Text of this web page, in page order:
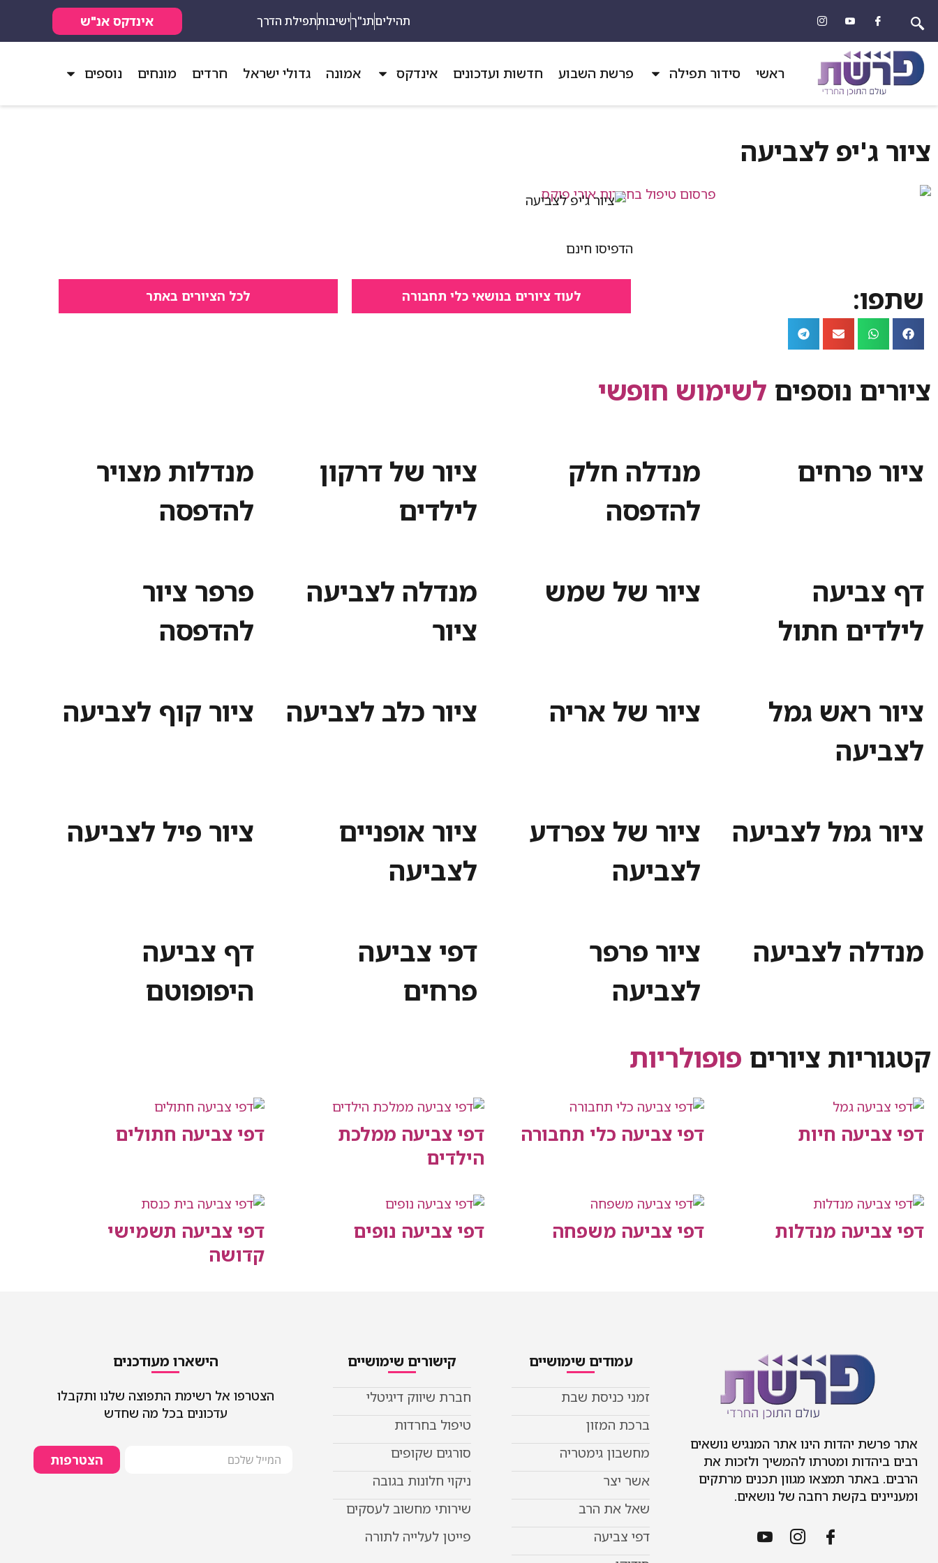
תהיליםתנ"ךישיבותתפילת הדרך אינדקס אנ"ש
ראשי סידור תפילה פרשת השבוע חדשות ועדכונים אינדקס אמונה גדולי ישראל חרדים מונחים נוספים
ציור ג'יפ לצביעה
הדפיסו חינם
שתפו: לעוד ציורים בנושאי כלי תחבורה לכל הציורים באתר
ציורים נוספים לשימוש חופשי
ציור פרחים
מנדלה חלק
להדפסה
ציור של דרקון
לילדים
מנדלות מצויר
להדפסה
דף צביעה
לילדים חתול
ציור של שמש
מנדלה לצביעה
ציור
פרפר ציור
להדפסה
ציור ראש גמל
לצביעה
ציור של אריה ציור כלב לצביעה ציור קוף לצביעה
ציור גמל לצביעה
ציור של צפרדע
לצביעה
ציור אופניים
לצביעה
ציור פיל לצביעה
מנדלה לצביעה
ציור פרפר
לצביעה
דפי צביעה
פרחים
דף צביעה
היפופוטם
קטגוריות ציורים פופולריות
דפי צביעה חיות דפי צביעה כלי תחבורה
דפי צביעה ממלכת
הילדים
דפי צביעה חתולים
דפי צביעה מנדלות דפי צביעה משפחה דפי צביעה נופים
דפי צביעה תשמישי
קדושה
אתר פרשת יהדות הינו אתר המנגיש נושאים
רבים ביהדות ומטרתו להמשיך ולזכות את
הרבים. באתר תמצאו מגוון תכנים מרתקים
ומעניינים בקשת רחבה של נושאים.
עמודים שימושיים
זמני כניסת שבת
ברכת המזון
מחשבון גימטריה
אשר יצר
שאל את הרב
דפי צביעה
קישורים שימושיים
חברת שיווק דיגיטלי
טיפול בחרדות
סורגים שקופים
ניקוי חלונות בגובה
שירותי מחשוב לעסקים
פייטן לעלייה לתורה
הישארו מעודכנים
הצטרפו אל רשימת התפוצה שלנו ותקבלו
עדכונים בכל מה שחדש
הצטרפות